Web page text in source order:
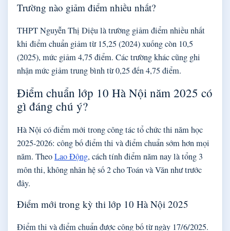
Trường nào giảm điểm nhiều nhất?
THPT Nguyễn Thị Diệu là trường giảm điểm nhiều nhất
khi điểm chuẩn giảm từ 15,25 (2024) xuống còn 10,5
(2025), mức giảm 4,75 điểm. Các trường khác cũng ghi
nhận mức giảm trung bình từ 0,25 đến 4,75 điểm.
Điểm chuẩn lớp 10 Hà Nội năm 2025 có
gì đáng chú ý?
Hà Nội có điểm mới trong công tác tổ chức thi năm học
2025-2026: công bố điểm thi và điểm chuẩn sớm hơn mọi
năm. TheoLao Động, cách tính điểm năm nay là tổng 3
môn thi, không nhân hệ số 2 cho Toán và Văn như trước
đây.
Điểm mới trong kỳ thi lớp 10 Hà Nội 2025
Điểm thi và điểm chuẩn được công bố từ ngày 17/6/2025.